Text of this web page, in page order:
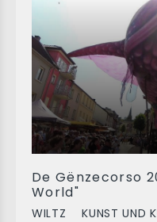
De Gënzecorso
World"
WILTZ KUNST UND